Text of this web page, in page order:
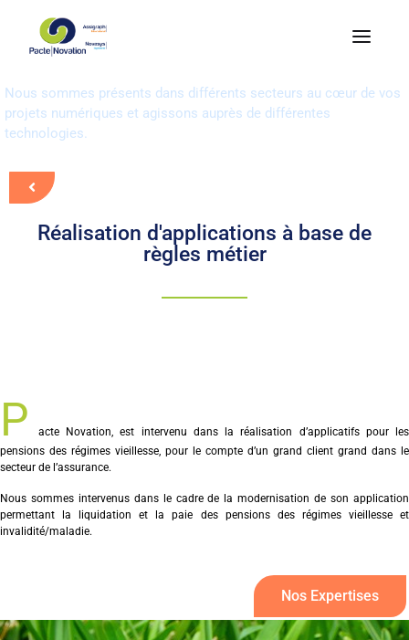
Success Story : applications
décisionnelles règles métier
Nous sommes présents dans différents secteurs au cœur de vos
projets numériques et agissons auprès de différentes
technologies.
Réalisation d'applications à base de
règles métier
P
acte Novation, est intervenu dans la réalisation d’applicatifs pour les
pensions des régimes vieillesse, pour le compte d’un grand client grand dans le
secteur de l’assurance.
Nous sommes intervenus dans le cadre de la modernisation de son application
permettant la liquidation et la paie des pensions des régimes vieillesse et
invalidité/maladie.
Nos Expertises